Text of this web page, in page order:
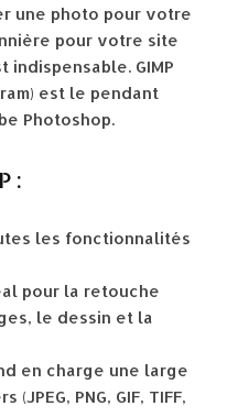
une photo pour votre
pour votre site
GIMP
est le pendant
Photoshop.
:
les fonctionnalités
pour la retouche
le dessin et la
en charge une large
PNG, GIF, TIFF,